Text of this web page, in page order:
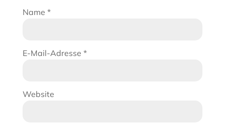
Name *
E-Mail-Adresse *
Website